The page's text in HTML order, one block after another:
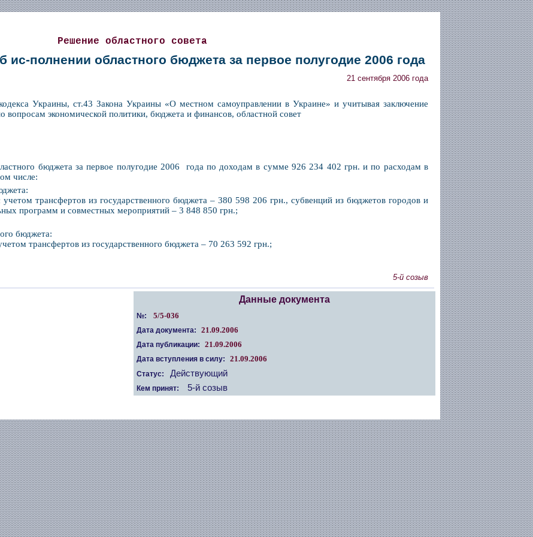
Решение областного совета
ис-полнении областного бюджета за первое полугодие 2006 года
21 сентября 2006 года
Украины, ст.43 Закона Украины «О местном самоуправлении в Украине» и учитывая заключение
вопросам экономической политики, бюджета и финансов, областной совет
бюджета за первое полугодие 2006 года по доходам в сумме 926 234 402 грн. и по расходам в
числе:
трансфертов из государственного бюджета – 380 598 206 грн., субвенций из бюджетов городов и
программ и совместных мероприятий – 3 848 850 грн.;
бюджета:
трансфертов из государственного бюджета – 70 263 592 грн.;
5-й созыв
Данные документа
№: 5/5-036
Дата документа: 21.09.2006
Дата публикации: 21.09.2006
Дата вступления в силу: 21.09.2006
Статус: Действующий
Кем принят: 5-й созыв